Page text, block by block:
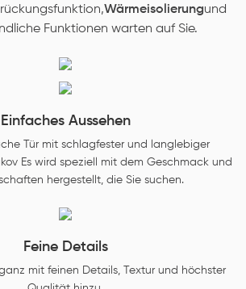
Wärmeisolierungund
Funktionen warten auf Sie.
Einfaches Aussehen
Tür mit schlagfester und langlebiger
Es wird speziell mit dem Geschmack und
hergestellt, die Sie suchen.
Feine Details
mit feinen Details, Textur und höchster